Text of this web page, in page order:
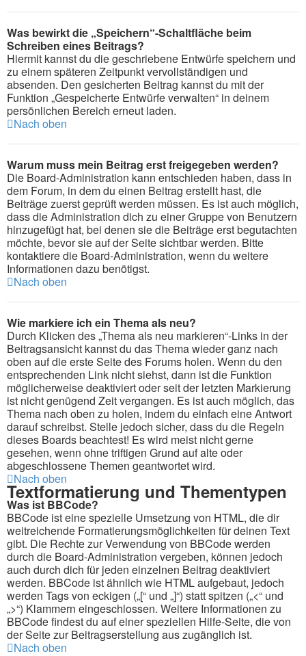
Was bewirkt die „Speichern“-Schaltfläche beim
Schreiben eines Beitrags?
Hiermit kannst du die geschriebene Entwürfe speichern und
zu einem späteren Zeitpunkt vervollständigen und
absenden. Den gesicherten Beitrag kannst du mit der
Funktion „Gespeicherte Entwürfe verwalten“ in deinem
persönlichen Bereich erneut laden.
Nach oben
Warum muss mein Beitrag erst freigegeben werden?
Die Board-Administration kann entschieden haben, dass in
dem Forum, in dem du einen Beitrag erstellt hast, die
Beiträge zuerst geprüft werden müssen. Es ist auch möglich,
dass die Administration dich zu einer Gruppe von Benutzern
hinzugefügt hat, bei denen sie die Beiträge erst begutachten
möchte, bevor sie auf der Seite sichtbar werden. Bitte
kontaktiere die Board-Administration, wenn du weitere
Informationen dazu benötigst.
Nach oben
Wie markiere ich ein Thema als neu?
Durch Klicken des „Thema als neu markieren“-Links in der
Beitragsansicht kannst du das Thema wieder ganz nach
oben auf die erste Seite des Forums holen. Wenn du den
entsprechenden Link nicht siehst, dann ist die Funktion
möglicherweise deaktiviert oder seit der letzten Markierung
ist nicht genügend Zeit vergangen. Es ist auch möglich, das
Thema nach oben zu holen, indem du einfach eine Antwort
darauf schreibst. Stelle jedoch sicher, dass du die Regeln
dieses Boards beachtest! Es wird meist nicht gerne
gesehen, wenn ohne triftigen Grund auf alte oder
abgeschlossene Themen geantwortet wird.
Nach oben
Textformatierung und Thementypen
Was ist BBCode?
BBCode ist eine spezielle Umsetzung von HTML, die dir
weitreichende Formatierungsmöglichkeiten für deinen Text
gibt. Die Rechte zur Verwendung von BBCode werden
durch die Board-Administration vergeben, können jedoch
auch durch dich für jeden einzelnen Beitrag deaktiviert
werden. BBCode ist ähnlich wie HTML aufgebaut, jedoch
werden Tags von eckigen („[“ und „]“) statt spitzen („<“ und
„>“) Klammern eingeschlossen. Weitere Informationen zu
BBCode findest du auf einer speziellen Hilfe-Seite, die von
der Seite zur Beitragserstellung aus zugänglich ist.
Nach oben